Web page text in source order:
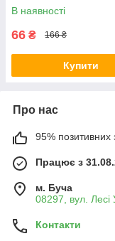
В наявності
66 ₴ 166 ₴
Купити
Про нас
95% позитивних
Працює з
м. Буча
08297, вул. Лесі
Контакти